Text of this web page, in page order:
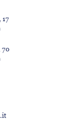
17
70